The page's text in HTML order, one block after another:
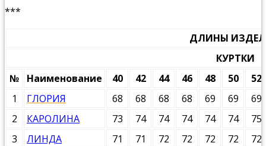
***
ДЛИНЫ
КУРТКИ
№
Наименование 40 42 44 46 48 50
52
1
ГЛОРИЯ 68 68 68 68 69 69
69
2
КАРОЛИНА 73 74 74 74 74 74
75
3
ЛИНДА 71 71 72 72 72 72
72